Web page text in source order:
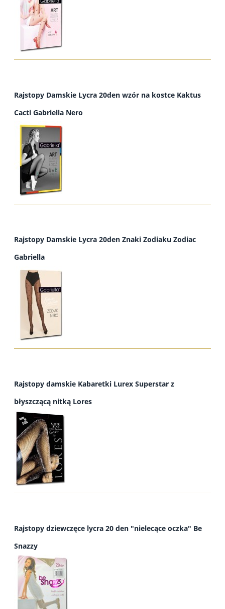
Rajstopy Damskie Lycra 20den wzór na kostce Kaktus
Cacti Gabriella Nero
Rajstopy Damskie Lycra 20den Znaki Zodiaku Zodiac
Gabriella
Rajstopy damskie Kabaretki Lurex Superstar z
błyszczącą nitką Lores
Rajstopy dziewczęce lycra 20 den "nielecące oczka" Be
Snazzy